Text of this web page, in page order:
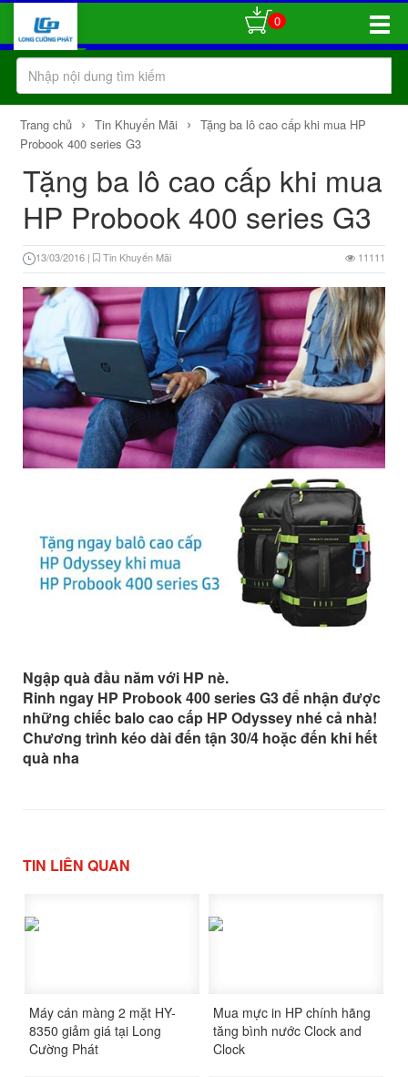
Toggle
0
Trang chủ › Tin Khuyến Mãi › Tặng ba lô cao cấp khi mua HP
Probook 400 series G3
Tặng ba lô cao cấp khi mua
HP Probook 400 series G3
13/03/2016 | Tin Khuyến Mãi 11111
Ngập quà đầu năm với HP nè.
Rinh ngay HP Probook 400 series G3 để nhận được
những chiếc balo cao cấp HP Odyssey nhé cả nhà!
Chương trình kéo dài đến tận 30/4 hoặc đến khi hết
quà nha
TIN LIÊN QUAN
Máy cán màng 2 mặt HY-
8350 giảm giá tại Long
Cường Phát
Mua mực in HP chính hãng
tăng bình nước Clock and
Clock